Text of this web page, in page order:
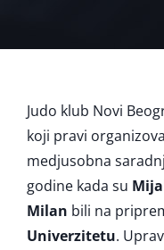
Judo klub Novi
koji pravi
medjusobna
godine kada su
Milan bili na
Univerzitetu.